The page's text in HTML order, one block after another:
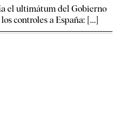
el ultimátum del Gobierno
controles a España: [...]